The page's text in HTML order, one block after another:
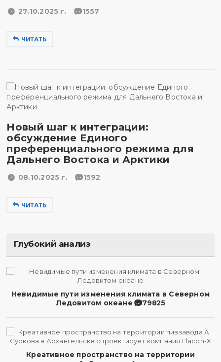
27.10.2025 г. 1557
ЧИТАТЬ
Новый шаг к интеграции:
обсуждение Единого
преференциального режима для
Дальнего Востока и Арктики
08.10.2025 г. 1592
ЧИТАТЬ
Глубокий анализ
Невидимые пути изменения климата в Северном
Ледовитом океане
79825
Креативное пространство на территории